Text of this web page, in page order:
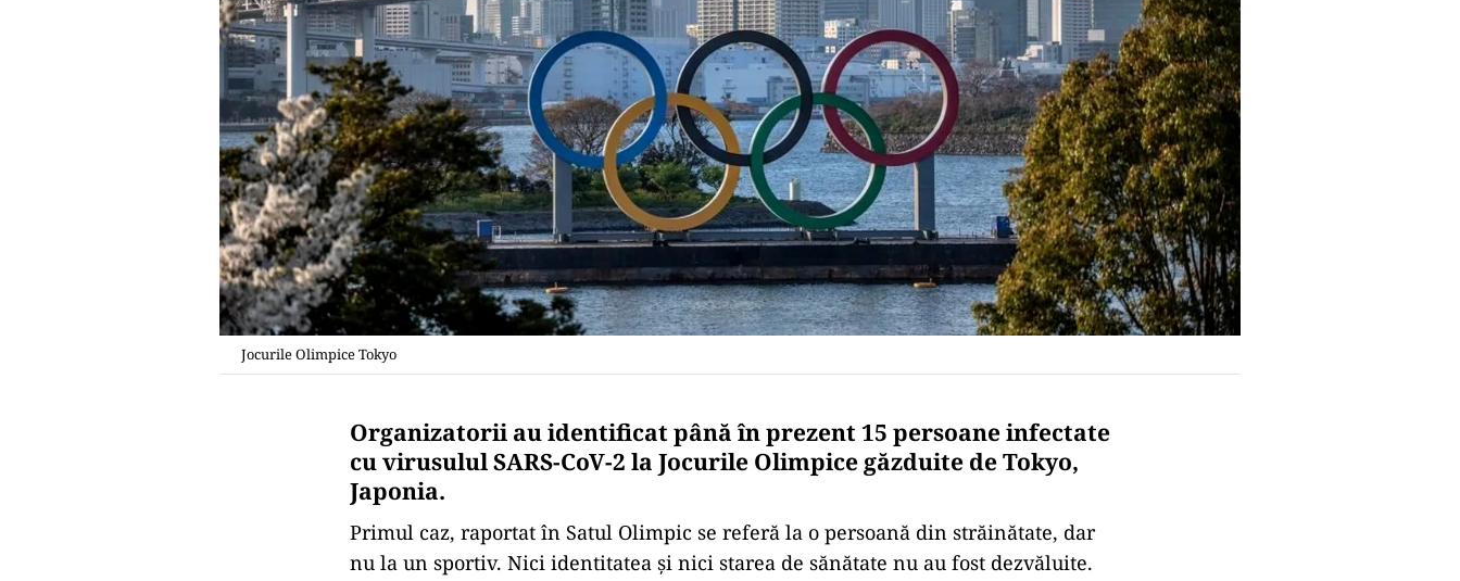
Jocurile Olimpice Tokyo
Organizatorii au identificat până în prezent 15 persoane infectate
cu virusulul SARS-CoV-2 la Jocurile Olimpice găzduite de Tokyo,
Japonia.
Primul caz, raportat în Satul Olimpic se referă la o persoană din străinătate, dar
nu la un sportiv. Nici identitatea şi nici starea de sănătate nu au fost dezvăluite.